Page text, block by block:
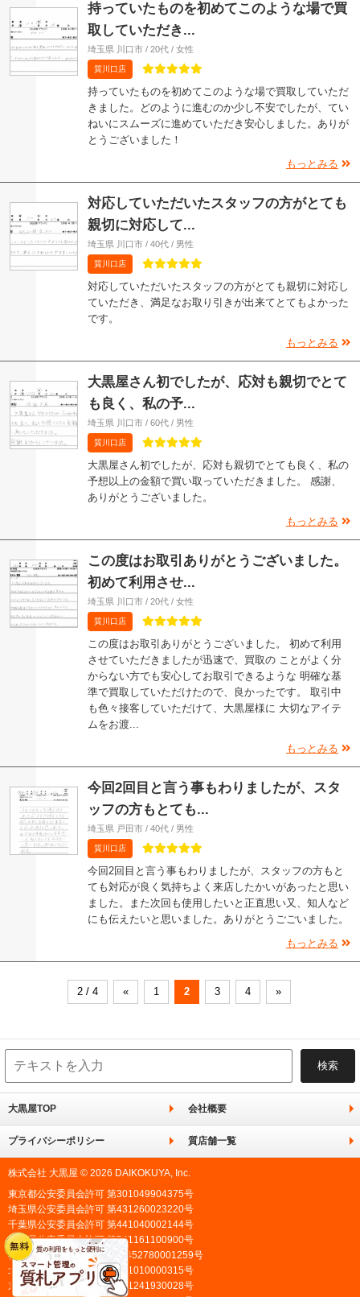
持っていたものを初めてこのような場で買
取していただき...
埼玉県 川口市 / 20代 / 女性
質川口店
持っていたものを初めてこのような場で買取していただ
きました。どのように進むのか少し不安でしたが、てい
ねいにスムーズに進めていただき安心しました。ありが
とうございました！
もっとみる
対応していただいたスタッフの方がとても
親切に対応して...
埼玉県 川口市 / 40代 / 男性
質川口店
対応していただいたスタッフの方がとても親切に対応し
ていただき、満足なお取り引きが出来てとてもよかった
です。
もっとみる
大黒屋さん初でしたが、応対も親切でとて
も良く、私の予...
埼玉県 川口市 / 60代 / 男性
質川口店
大黒屋さん初でしたが、応対も親切でとても良く、私の
予想以上の金額で買い取っていただきました。 感謝、
ありがとうございました。
もっとみる
この度はお取引ありがとうございました。
初めて利用させ...
埼玉県 川口市 / 20代 / 女性
質川口店
この度はお取引ありがとうございました。 初めて利用
させていただきましたが迅速で、買取の ことがよく分
からない方でも安心してお取引できるような 明確な基
準で買取していただけたので、良かったです。 取引中
も色々接客していただけて、大黒屋様に 大切なアイテ
ムをお渡...
もっとみる
今回2回目と言う事もわりましたが、スタ
ッフの方もとても...
埼玉県 戸田市 / 40代 / 男性
質川口店
今回2回目と言う事もわりましたが、スタッフの方もと
ても対応が良く気持ちよく来店したかいがあったと思い
ました。また次回も使用したいと正直思い又、知人など
にも伝えたいと思いました。ありがとうごごいました。
もっとみる
2 / 4 « 1 2 3 4 »
大黒屋TOP 会社概要
プライバシーポリシー 質店舗一覧
株式会社 大黒屋 © 2026 DAIKOKUYA, Inc.
東京都公安委員会許可 第301049904375号
埼玉県公安委員会許可 第431260023220号
千葉県公安委員会許可 第441040002144号
愛知県公安委員会許可 第541161100900号
神奈川県公安委員会許可 第452780001259号
北海道公安委員会許可 第101010000315号
京都府公安委員会許可 第611241930028号